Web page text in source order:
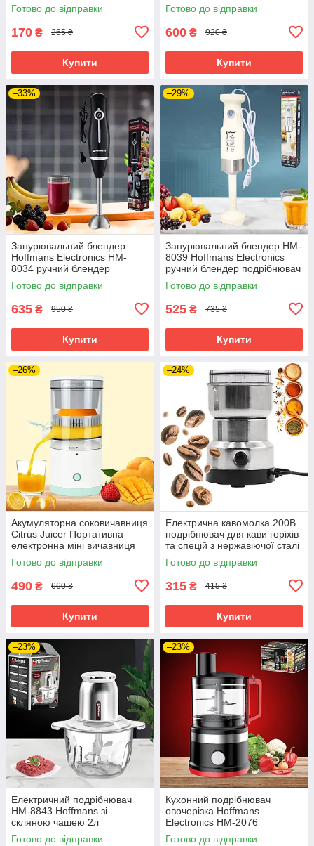
вінчік із нержавіючої сталі
Готово до відправки
170 ₴ 265 ₴
Купити
2л універсальний чоппер
1200Вт
Готово до відправки
600 ₴ 920 ₴
Купити
–33%
Занурювальний блендер
Hoffmans Electronics HM-
8034 ручний блендер
подрібнювач 800 Вт для
коктейлів смузі
Готово до відправки
635 ₴ 950 ₴
Купити
–29%
Занурювальний блендер HM-
8039 Hoffmans Electronics
ручний блендер подрібнювач
600 Вт для коктейлів смузі
Готово до відправки
525 ₴ 735 ₴
Купити
–26%
Акумуляторна соковичавниця
Citrus Juicer Портативна
електронна міні вичавниця
для цитрусових та ягід
Готово до відправки
490 ₴ 660 ₴
Купити
–24%
Електрична кавомолка 200В
подрібнювач для кави горіхів
та спецій з нержавіючої сталі
Готово до відправки
315 ₴ 415 ₴
Купити
–23%
Електричний подрібнювач
НМ-8843 Hoffmans зі
скляною чашею 2л
універсальний чоппер
Готово до відправки
–23%
Кухонний подрібнювач
овочерізка Hoffmans
Electronics HM-2076
Універсальний чоппер
Готово до відправки